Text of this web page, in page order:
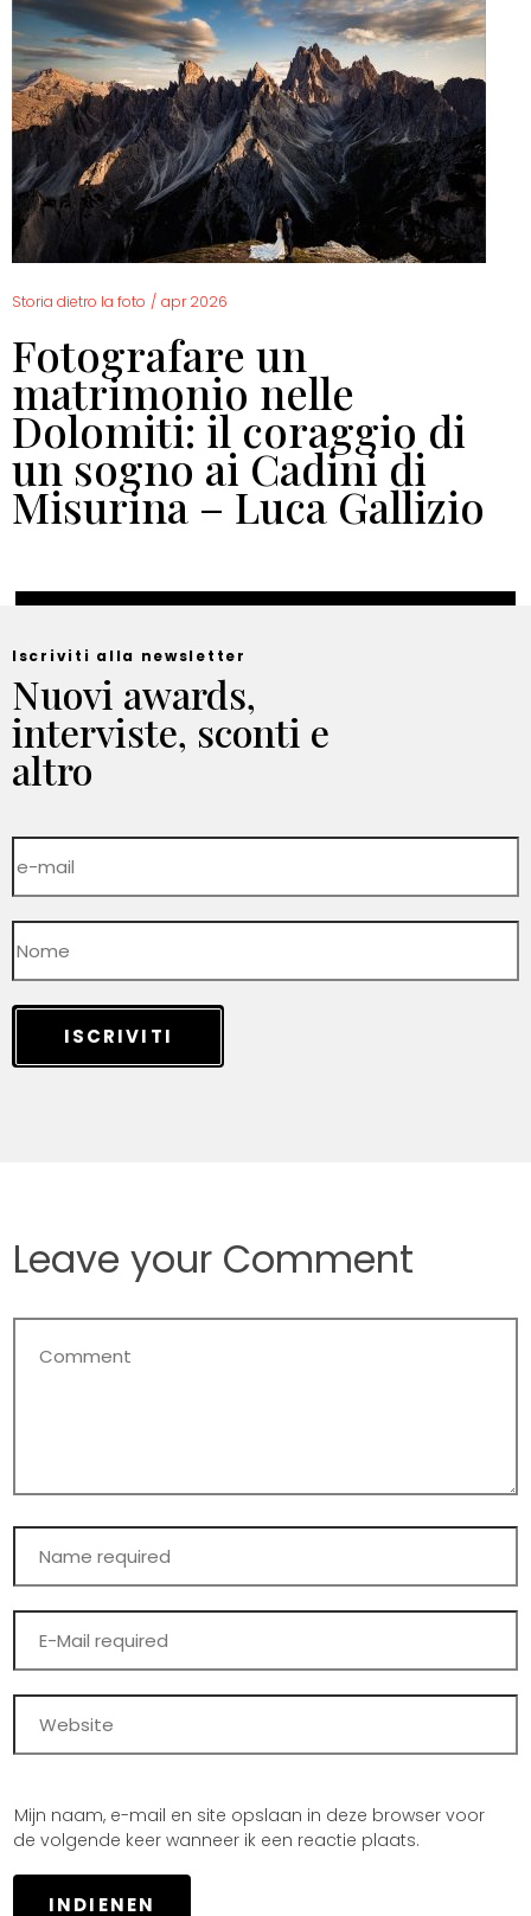
Storia dietro la foto / apr 2026
Fotografare un
matrimonio nelle
Dolomiti: il coraggio di
un sogno ai Cadini di
Misurina – Luca Gallizio
Iscriviti alla newsletter
Nuovi awards,
interviste, sconti e
altro
ISCRIVITI
Leave your Comment
Mijn naam, e-mail en site opslaan in deze browser voor
de volgende keer wanneer ik een reactie plaats.